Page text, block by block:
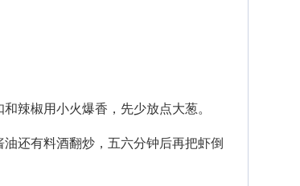
椒用小火爆香，先少放点大葱。
还有料酒翻炒，五六分钟后再把虾倒